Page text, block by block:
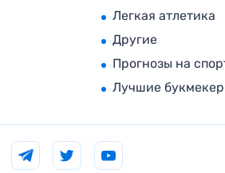
Легкая атлетика
Другие
Прогнозы на
Лучшие